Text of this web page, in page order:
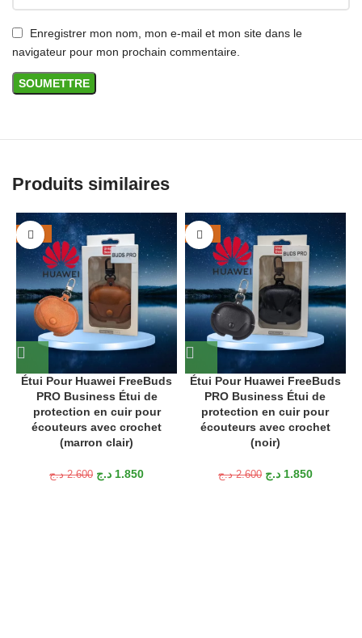
Enregistrer mon nom, mon e-mail et mon site dans le
navigateur pour mon prochain commentaire.
Produits similaires
-29%
Étui Pour Huawei FreeBuds
PRO Business Étui de
protection en cuir pour
écouteurs avec crochet
(marron clair)
2.600 د.ج 1.850 د.ج
-29%
Étui Pour Huawei FreeBuds
PRO Business Étui de
protection en cuir pour
écouteurs avec crochet
(noir)
2.600 د.ج 1.850 د.ج